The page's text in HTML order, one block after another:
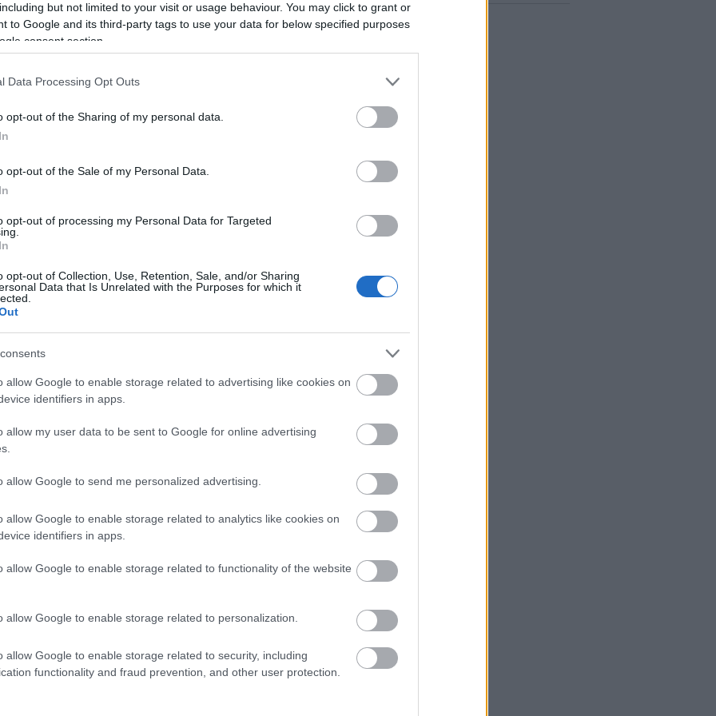
but not limited to your visit or usage behaviour. You may click to grant or
to Google and its third-party tags to use your data for below specified purposes
consent section.
Data Processing Opt Outs
opt-out of the Sharing of my personal data.
opt-out of the Sale of my Personal Data.
opt-out of processing my Personal Data for Targeted
opt-out of Collection, Use, Retention, Sale, and/or Sharing
Data that Is Unrelated with the Purposes for which it
allow Google to enable storage related to advertising like cookies on
identifiers in apps.
allow my user data to be sent to Google for online advertising
allow Google to send me personalized advertising.
allow Google to enable storage related to analytics like cookies on
identifiers in apps.
allow Google to enable storage related to functionality of the website
allow Google to enable storage related to personalization.
allow Google to enable storage related to security, including
functionality and fraud prevention, and other user protection.
a tökéleteset? Szubjektív…
knightsheena easton főcímzene john barry a-ha carly simon
coolidge
KÖZÖS DALA A
EGYENLŐSÉG MELLETT
sújtó rendőri túlkapások az elmúlt héten ismét olyan
mellett nem lehet szó nélkül elmenni (az eseményeket tovább
brutalitások elleni tüntetésen Dallasban egy mesterlövész
Keys…
TOVÁBB →
Grammy ötvenötödik felvonása magyar idő szerint most hétfő
helyett kötelező mosolyokat és dizájnerruhákat
TOVÁBB →